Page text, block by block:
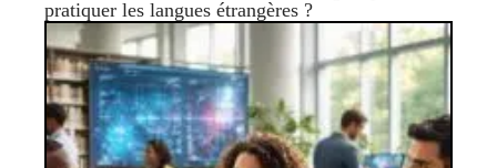
pratiquer les langues étrangères ?